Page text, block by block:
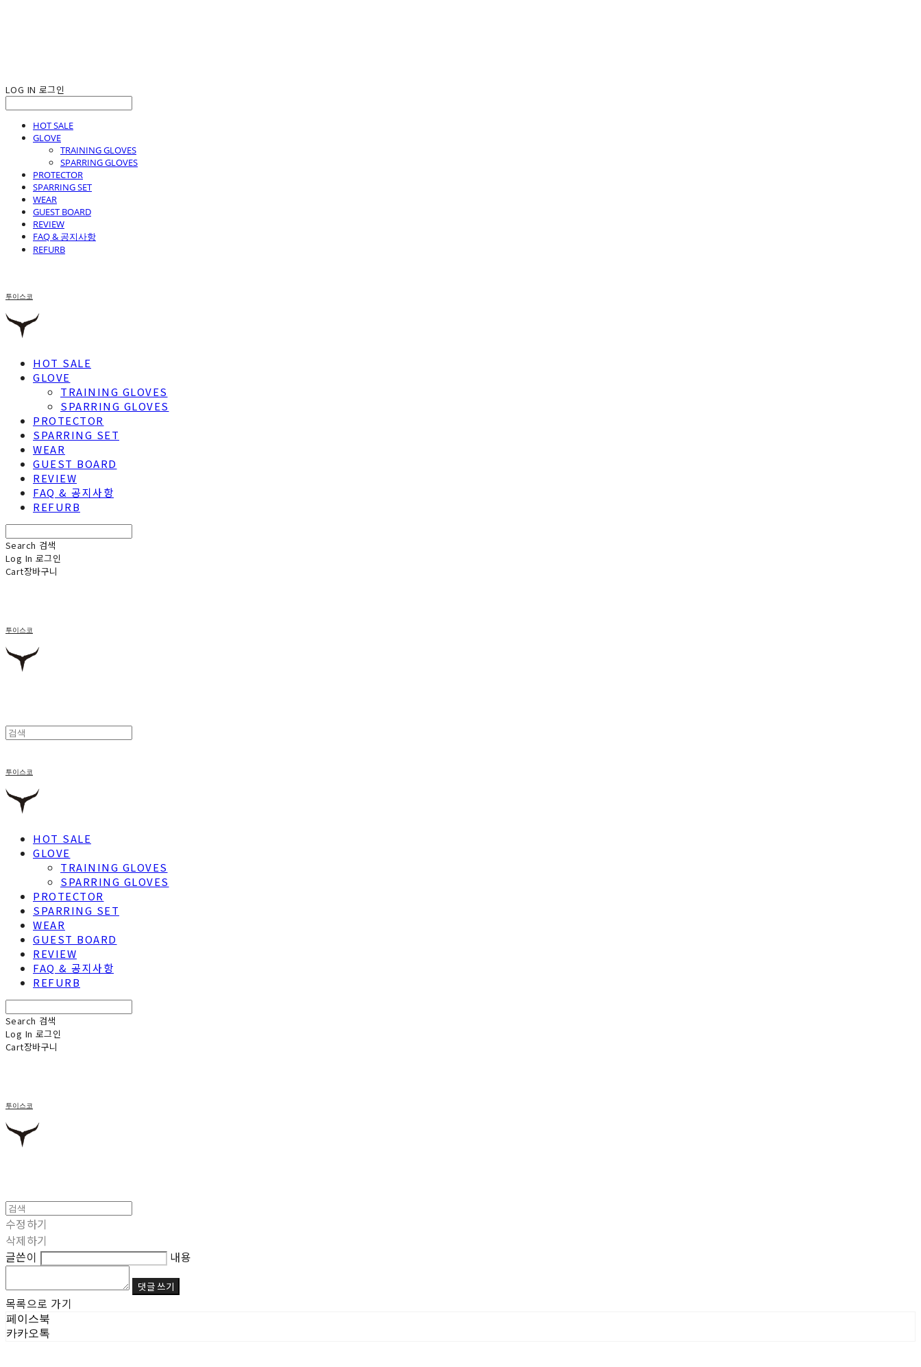
LOG IN 로그인
HOT SALE
GLOVE
TRAINING GLOVES
SPARRING GLOVES
PROTECTOR
SPARRING SET
WEAR
GUEST BOARD
REVIEW
FAQ & 공지사항
REFURB
투이스코
HOT SALE
GLOVE
TRAINING GLOVES
SPARRING GLOVES
PROTECTOR
SPARRING SET
WEAR
GUEST BOARD
REVIEW
FAQ & 공지사항
REFURB
Search 검색
Log In 로그인
Cart장바구니
투이스코
투이스코
HOT SALE
GLOVE
TRAINING GLOVES
SPARRING GLOVES
PROTECTOR
SPARRING SET
WEAR
GUEST BOARD
REVIEW
FAQ & 공지사항
REFURB
Search 검색
Log In 로그인
Cart장바구니
투이스코
수정하기
삭제하기
글쓴이
내용
댓글 쓰기
목록으로 가기
페이스북
카카오톡